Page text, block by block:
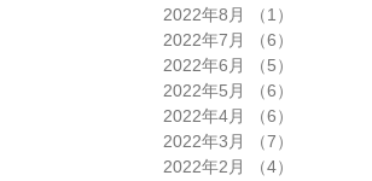
2022年8月
（1）
2022年7月
（6）
2022年6月
（5）
2022年5月
（6）
2022年4月
（6）
2022年3月
（7）
2022年2月
（4）